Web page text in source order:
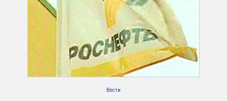
Вести